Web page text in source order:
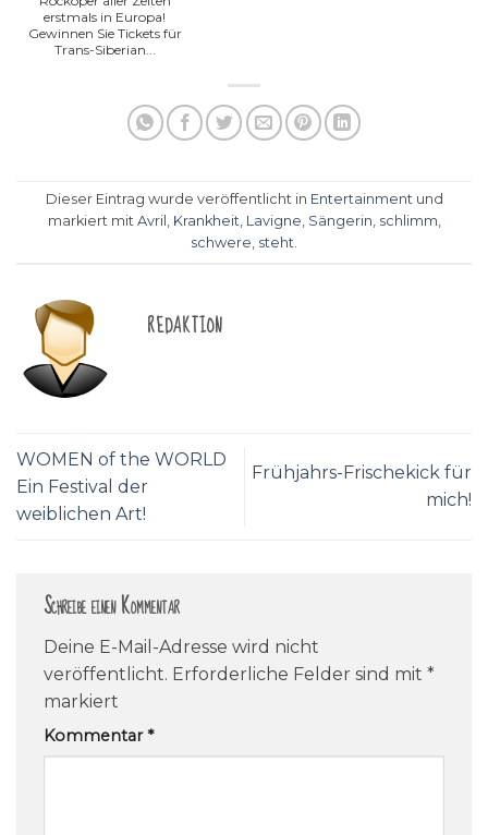
erstmals in Europa!
Gewinnen Sie Tickets für
Trans-Siberian...
Dieser Eintrag wurde veröffentlicht in Entertainmentund
markiert mit Avril , Krankheit, Lavigne, Sängerin, schlimm,
schwere, steht.
REDAKTION
WOMEN of the WORLD
Ein Festival der
weiblichen Art!
Frühjahrs-Frischekick für
mich!
Schreibe einen Kommentar
Deine E-Mail-Adresse wird nicht
veröffentlicht. Erforderliche Felder sind mit *
markiert
Kommentar*